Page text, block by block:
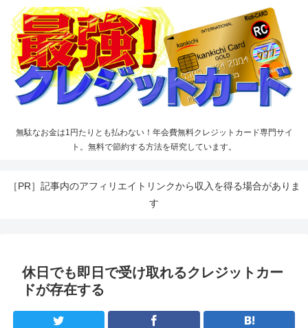
無駄なお金は1円たりとも払わない！年会費無料クレジットカード専門サイ
ト。無料で節約する方法を研究しています。
［PR］記事内のアフィリエイトリンクから収入を得る場合がありま
す
休日でも即日で受け取れるクレジットカー
ドが存在する